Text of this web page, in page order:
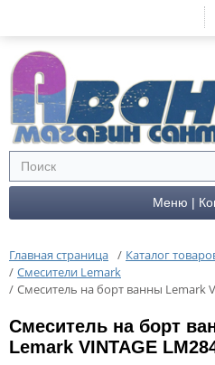
Меню |
Главная страница / Каталог
/ Смесители Lemark
/ Cмеситель на борт ванны Lemark
Cмеситель на борт
Lemark VINTAGE